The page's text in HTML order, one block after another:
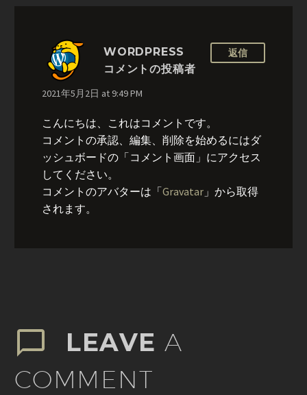
WORDPRESS
コメントの投稿者
2021年5月2日 at 9:49 PM
返信
こんにちは、これはコメントです。
コメントの承認、編集、削除を始めるにはダ
ッシュボードの「コメント画面」にアクセス
してください。
コメントのアバターは「Gravatar 」から取得
されます。
LEAVE A
COMMENT